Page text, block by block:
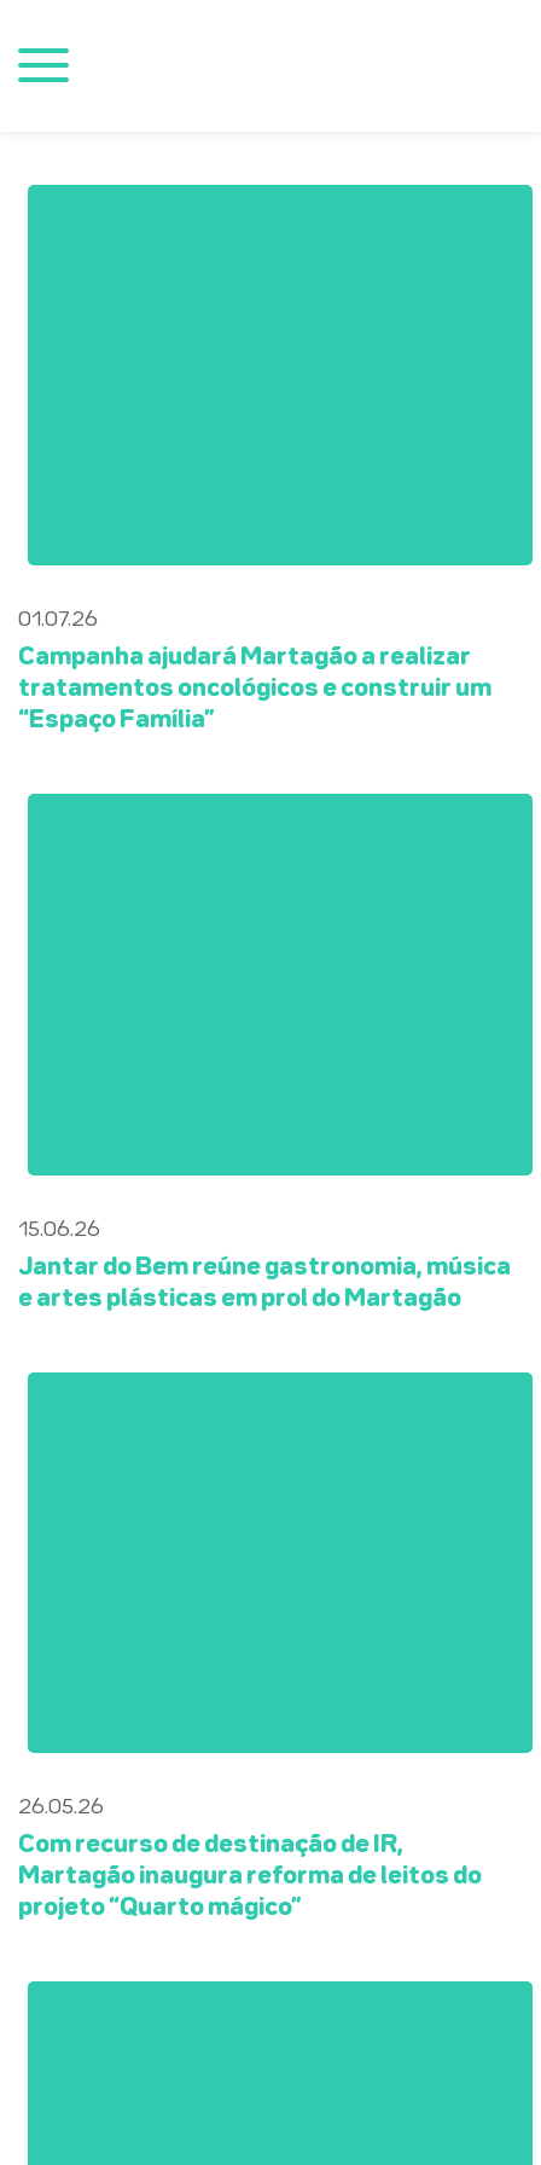
01.07.26
Campanha ajudará Martagão a realizar
tratamentos oncológicos e construir um
“Espaço Família”
15.06.26
Jantar do Bem reúne gastronomia, música
e artes plásticas em prol do Martagão
26.05.26
Com recurso de destinação de IR,
Martagão inaugura reforma de leitos do
projeto “Quarto mágico”